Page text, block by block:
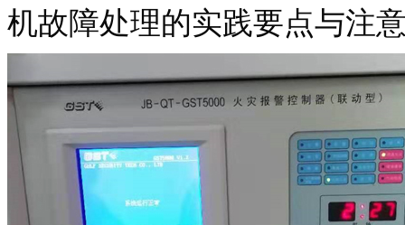
机故障处理的实践要点与注